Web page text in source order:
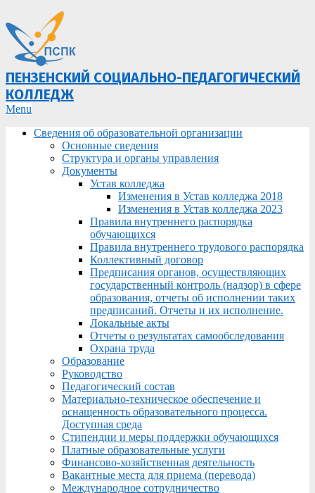
ПЕНЗЕНСКИЙ СОЦИАЛЬНО-ПЕДАГОГИЧЕСКИЙ
КОЛЛЕДЖ
Primary
Menu
Menu
Сведения об образовательной организации
Основные сведения
Структура и органы управления
Документы
Устав колледжа
Изменения в Устав колледжа 2018
Изменения в Устав колледжа 2023
Правила внутреннего распорядка
обучающихся
Правила внутреннего трудового распорядка
Коллективный договор
Предписания органов, осуществляющих
государственный контроль (надзор) в сфере
образования, отчеты об исполнении таких
предписаний. Отчеты и их исполнение.
Локальные акты
Отчеты о результатах самообследования
Охрана труда
Образование
Руководство
Педагогический состав
Материально-техническое обеспечение и
оснащенность образовательного процесса.
Доступная среда
Стипендии и меры поддержки обучающихся
Платные образовательные услуги
Финансово-хозяйственная деятельность
Вакантные места для приема (перевода)
Международное сотрудничество